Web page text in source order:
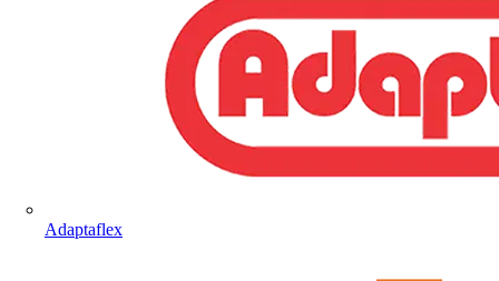
Adaptaflex